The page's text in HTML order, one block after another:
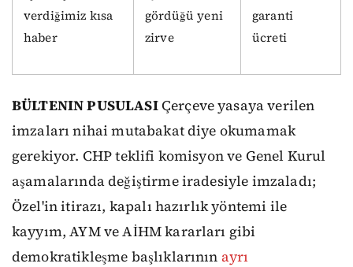
verdiğimiz kısa
haber
gördüğü yeni
zirve
garanti
ücreti
BÜLTENIN PUSULASIÇerçeve yasaya verilen
imzaları nihai mutabakat diye okumamak
gerekiyor. CHP teklifi komisyon ve Genel Kurul
aşamalarında değiştirme iradesiyle imzaladı;
Özel'in itirazı, kapalı hazırlık yöntemi ile
kayyım, AYM ve AİHM kararları gibi
demokratikleşme başlıklarının ayrı